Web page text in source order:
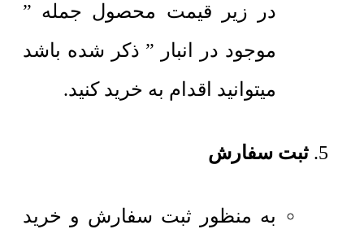
در زیر قیمت محصول جمله ”
موجود در انبار ” ذکر شده باشد
میتوانید اقدام به خرید کنید.
ثبت سفارش
به منظور ثبت سفارش و خرید